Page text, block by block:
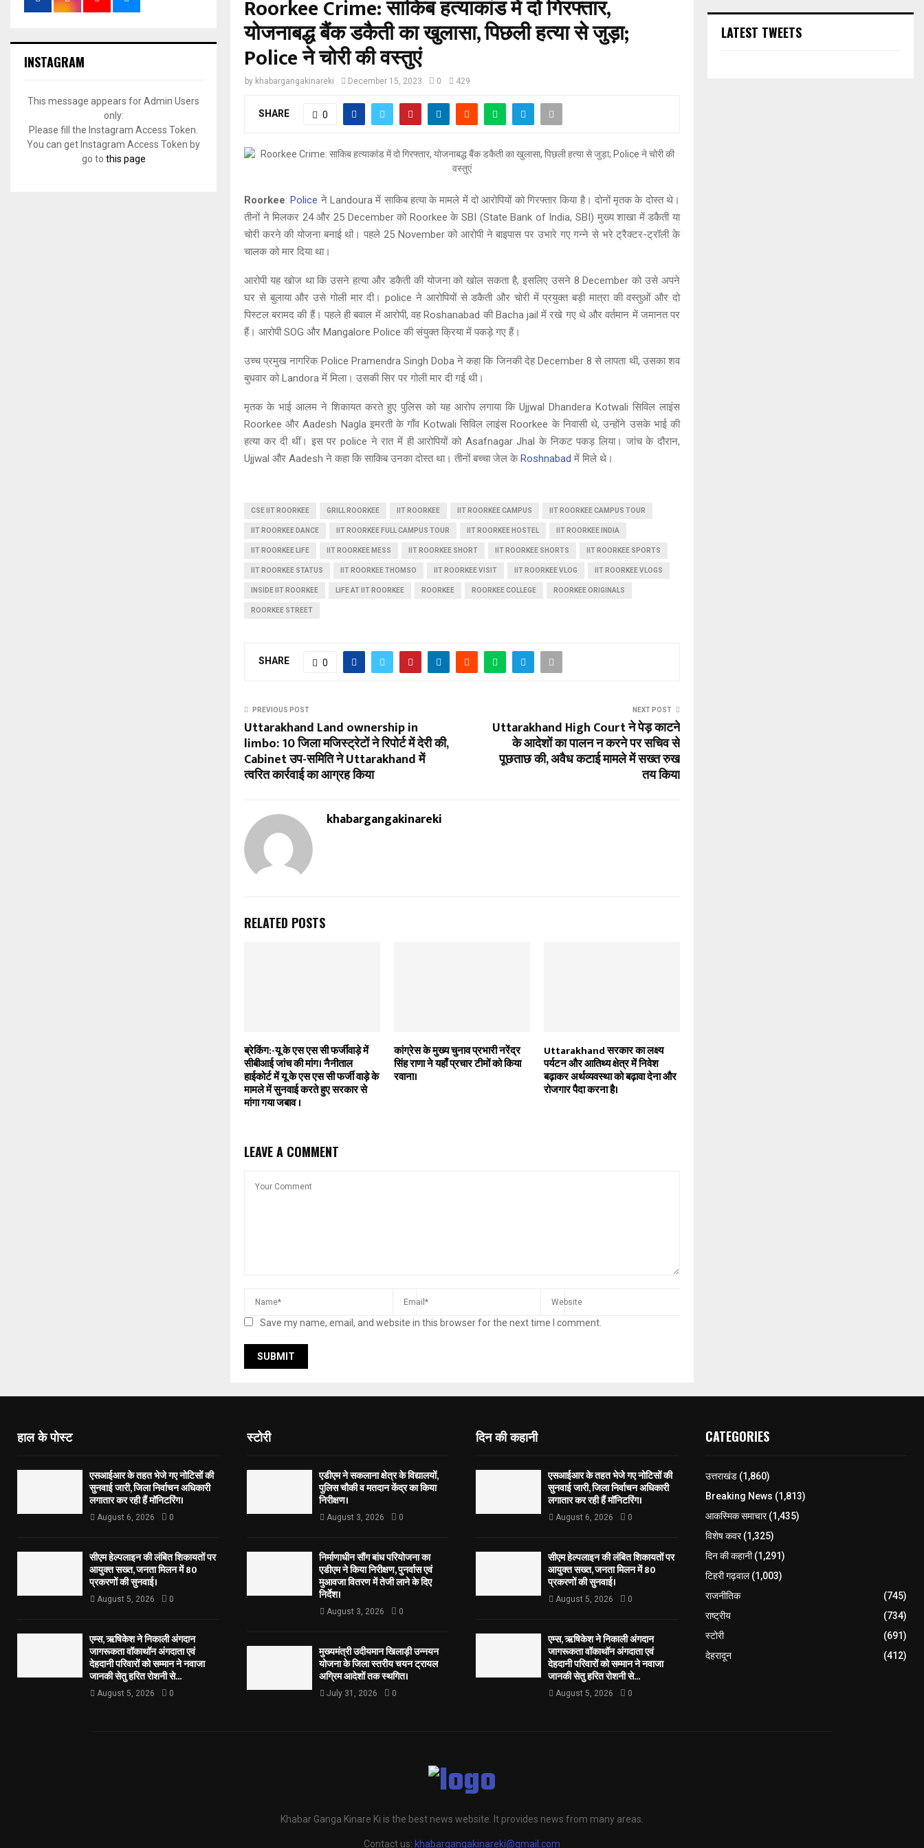
Roorkee Crime: साकिब हत्याकांड में दो गिरफ्तार,
योजनाबद्ध बैंक डकैती का खुलासा, पिछली हत्या से जुड़ा;
Police ने चोरी की वस्तुएं
by khabargangakinareki December 15, 2023 0 429
SHARE 0
Roorkee:Police ने Landoura में साकिब हत्या के मामले में दो आरोपियों को गिरफ्तार किया है। दोनों मृतक के दोस्त थे।
तीनों ने मिलकर 24 और 25 December को Roorkee के SBI (State Bank of India, SBI) मुख्य शाखा में डकैती या
चोरी करने की योजना बनाई थी। पहले 25 November को आरोपी ने बाइपास पर उभारे गए गन्ने से भरे ट्रैक्टर-ट्रॉली के
चालक को मार दिया था।
आरोपी यह खोज था कि उसने हत्या और डकैती की योजना को खोल सकता है, इसलिए उसने 8 December को उसे अपने
घर से बुलाया और उसे गोली मार दी। police ने आरोपियों से डकैती और चोरी में प्रयुक्त बड़ी मात्रा की वस्तुओं और दो
पिस्टल बरामद की हैं। पहले ही बवाल में आरोपी, वह Roshanabad की Bacha jail में रखे गए थे और वर्तमान में जमानत पर
हैं। आरोपी SOG और Mangalore Police की संयुक्त क्रिया में पकड़े गए हैं।
उच्च प्रमुख नागरिक Police Pramendra Singh Doba ने कहा कि जिनकी देह December 8 से लापता थी, उसका शव
बुधवार को Landora में मिला। उसकी सिर पर गोली मार दी गई थी।
मृतक के भाई आलम ने शिकायत करते हुए पुलिस को यह आरोप लगाया कि Ujjwal Dhandera Kotwali सिविल लाइंस
Roorkee और Aadesh Nagla इमरती के गाँव Kotwali सिविल लाइंस Roorkee के निवासी थे, उन्होंने उसके भाई की
हत्या कर दी थीं। इस पर police ने रात में ही आरोपियों को Asafnagar Jhal के निकट पकड़ लिया। जांच के दौरान,
Ujjwal और Aadesh ने कहा कि साकिब उनका दोस्त था। तीनों बच्चा जेल केRoshnabad में मिले थे।
CSE IIT ROORKEE GRILL ROORKEE IIT ROORKEE IIT ROORKEE CAMPUS IIT ROORKEE CAMPUS TOUR
IIT ROORKEE DANCE IIT ROORKEE FULL CAMPUS TOUR IIT ROORKEE HOSTEL IIT ROORKEE INDIA
IIT ROORKEE LIFE IIT ROORKEE MESS IIT ROORKEE SHORT IIT ROORKEE SHORTS IIT ROORKEE SPORTS
IIT ROORKEE STATUS IIT ROORKEE THOMSO IIT ROORKEE VISIT IIT ROORKEE VLOG IIT ROORKEE VLOGS
INSIDE IIT ROORKEE LIFE AT IIT ROORKEE ROORKEE ROORKEE COLLEGE ROORKEE ORIGINALS
ROORKEE STREET
SHARE 0
PREVIOUS POST
Uttarakhand Land ownership in
limbo: 10 जिला मजिस्ट्रेटों ने रिपोर्ट में देरी की,
Cabinet उप-समिति ने Uttarakhand में
त्वरित कार्रवाई का आग्रह किया
NEXT POST
Uttarakhand High Court ने पेड़ काटने
के आदेशों का पालन न करने पर सचिव से
पूछताछ की, अवैध कटाई मामले में सख्त रुख
तय किया
khabargangakinareki
RELATED POSTS
ब्रेकिंग:-यू के एस एस सी फर्जीवाड़े में
सीबीआई जांच की मांग। नैनीताल
हाईकोर्ट में यू के एस एस सी फर्जी वाड़े के
मामले में सुनवाई करते हुए सरकार से
मांगा गया जबाव ।
कांग्रेस के मुख्य चुनाव प्रभारी नरेंद्र
सिंह राणा ने यहाँ प्रचार टीमों को किया
रवाना।
Uttarakhand सरकार का लक्ष्य
पर्यटन और आतिथ्य क्षेत्र में निवेश
बढ़ाकर अर्थव्यवस्था को बढ़ावा देना और
रोजगार पैदा करना है।
LEAVE A COMMENT
Save my name, email, and website in this browser for the next time I comment.
INSTAGRAM
This message appears for Admin Users
only:
Please fill the Instagram Access Token.
You can get Instagram Access Token by
go to this page
LATEST TWEETS
हाल के पोस्ट
एसआईआर के तहत भेजे गए नोटिसों की
सुनवाई जारी, जिला निर्वाचन अधिकारी
लगातार कर रही हैं मॉनिटरिंग।
August 6, 2026 0
सीएम हेल्पलाइन की लंबित शिकायतों पर
आयुक्त सख्त, जनता मिलन में 80
प्रकरणों की सुनवाई।
August 5, 2026 0
एम्स, ऋषिकेश ने निकाली अंगदान
जागरूकता वॉकाथॉन अंगदाता एवं
देहदानी परिवारों को सम्मान ने नवाजा
जानकी सेतु हरित रोशनी से...
August 5, 2026 0
स्टोरी
एडीएम ने सकलाना क्षेत्र के विद्यालयों,
पुलिस चौकी व मतदान केंद्र का किया
निरीक्षण।
August 3, 2026 0
निर्माणाधीन सौंग बांध परियोजना का
एडीएम ने किया निरीक्षण, पुनर्वास एवं
मुआवजा वितरण में तेजी लाने के दिए
निर्देश।
August 3, 2026 0
मुख्यमंत्री उदीयमान खिलाड़ी उन्नयन
योजना के जिला स्तरीय चयन ट्रायल
अग्रिम आदेशों तक स्थगित।
July 31, 2026 0
दिन की कहानी
एसआईआर के तहत भेजे गए नोटिसों की
सुनवाई जारी, जिला निर्वाचन अधिकारी
लगातार कर रही हैं मॉनिटरिंग।
August 6, 2026 0
सीएम हेल्पलाइन की लंबित शिकायतों पर
आयुक्त सख्त, जनता मिलन में 80
प्रकरणों की सुनवाई।
August 5, 2026 0
एम्स, ऋषिकेश ने निकाली अंगदान
जागरूकता वॉकाथॉन अंगदाता एवं
देहदानी परिवारों को सम्मान ने नवाजा
जानकी सेतु हरित रोशनी से...
August 5, 2026 0
CATEGORIES
उत्तराखंड(1,860)
Breaking News (1,813)
आकस्मिक समाचार(1,435)
विशेष कवर(1,325)
दिन की कहानी(1,291)
टिहरी गढ़वाल(1,003)
राजनीतिक
(745)
राष्ट्रीय
(734)
स्टोरी
(691)
देहरादून
(412)
Khabar Ganga Kinare Ki is the best news website. It provides news from many areas.
Contact us: khabargangakinareki@gmail.com